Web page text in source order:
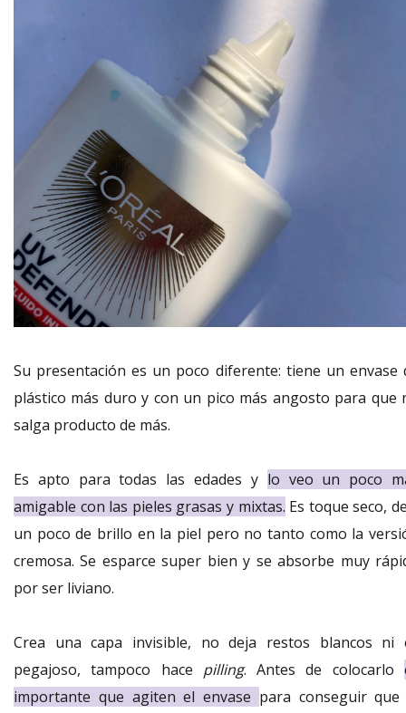
Su presentación es un poco diferente: tiene un envase
plástico más duro y con un pico más angosto para que
salga producto de más.
Es apto para todas las edades y lo veo un poco
amigable con las pieles grasas y mixtas. Es toque seco,
un poco de brillo en la piel pero no tanto como la
cremosa. Se esparce super bien y se absorbe muy
por ser liviano.
Crea una capa invisible, no deja restos blancos ni
pegajoso, tampoco hace pilling. Antes de colocarlo
importante que agiten el envase para conseguir que